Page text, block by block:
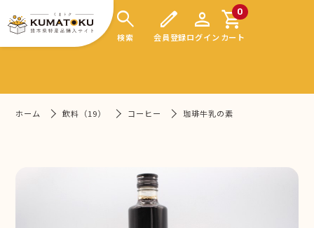
search
検索
edit
会員登録
person
ログイン
0
shopping_cart
カート
ホーム 飲料（19） コーヒー 珈琲牛乳の素